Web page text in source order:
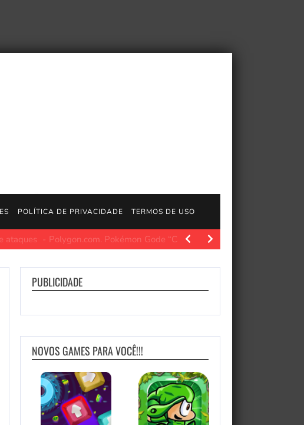
POLÍTICA DE PRIVACIDADE TERMOS DE USO
Polygon.com. Pokémon Gode “Caminho para as Lendas” O evento…
PUBLICIDADE
NOVOS GAMES PARA VOCÊ!!!